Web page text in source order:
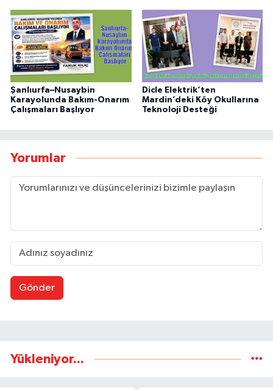
Şanlıurfa–Nusaybin
Karayolunda Bakım-Onarım
Çalışmaları Başlıyor
Dicle Elektrik’ten
Mardin’deki Köy Okullarına
Teknoloji Desteği
Yorumlar
Gönder
Yükleniyor...